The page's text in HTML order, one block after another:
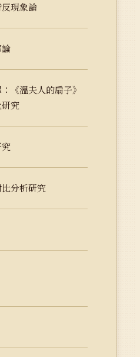
現象論
《溫夫人的扇子》
究
比分析研究